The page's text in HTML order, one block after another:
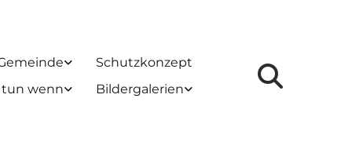
Schutzkonzept
tun wenn
Bildergalerien